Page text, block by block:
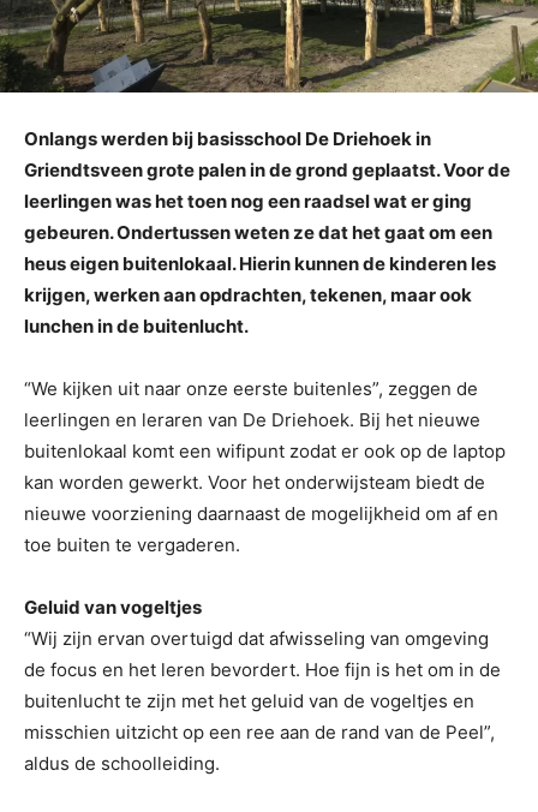
Onlangs werden bij basisschool De Driehoek in
Griendtsveen grote palen in de grond geplaatst. Voor de
leerlingen was het toen nog een raadsel wat er ging
gebeuren. Ondertussen weten ze dat het gaat om een
heus eigen buitenlokaal. Hierin kunnen de kinderen les
krijgen, werken aan opdrachten, tekenen, maar ook
lunchen in de buitenlucht.
“We kijken uit naar onze eerste buitenles”, zeggen de
leerlingen en leraren van De Driehoek. Bij het nieuwe
buitenlokaal komt een wifipunt zodat er ook op de laptop
kan worden gewerkt. Voor het onderwijsteam biedt de
nieuwe voorziening daarnaast de mogelijkheid om af en
toe buiten te vergaderen.
Geluid van vogeltjes
“Wij zijn ervan overtuigd dat afwisseling van omgeving
de focus en het leren bevordert. Hoe fijn is het om in de
buitenlucht te zijn met het geluid van de vogeltjes en
misschien uitzicht op een ree aan de rand van de Peel”,
aldus de schoolleiding.